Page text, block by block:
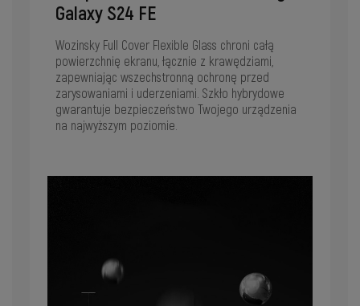
Galaxy S24 FE
Wozinsky Full Cover Flexible Glass chroni całą
powierzchnię ekranu, łącznie z krawędziami,
zapewniając wszechstronną ochronę przed
zarysowaniami i uderzeniami. Szkło hybrydowe
gwarantuje bezpieczeństwo Twojego urządzenia
na najwyższym poziomie.